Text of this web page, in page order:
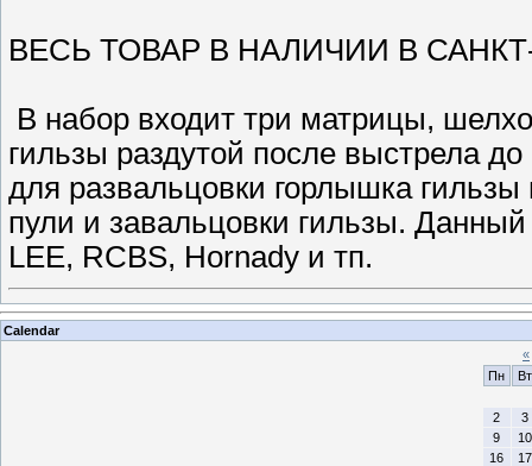
ВЕСЬ ТОВАР В НАЛИЧИИ В
В набор входит три матрицы,
гильзы раздутой после выстрела
для развальцовки горлышка
пули и завальцовки гильзы.
LEE, RCBS, Hornady и тп.
Calendar
«
Пн
Вт
2
3
9
10
16
17